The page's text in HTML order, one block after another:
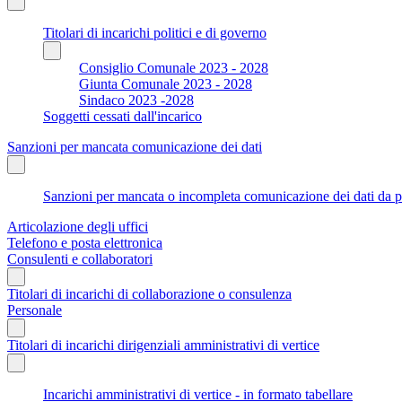
Titolari di incarichi politici e di governo
Consiglio Comunale 2023 - 2028
Giunta Comunale 2023 - 2028
Sindaco 2023 -2028
Soggetti cessati dall'incarico
Sanzioni per mancata comunicazione dei dati
Sanzioni per mancata o incompleta comunicazione dei dati
Articolazione degli uffici
Telefono e posta elettronica
Consulenti e collaboratori
Titolari di incarichi di collaborazione o consulenza
Personale
Titolari di incarichi dirigenziali amministrativi di vertice
Incarichi amministrativi di vertice - in formato tabellare